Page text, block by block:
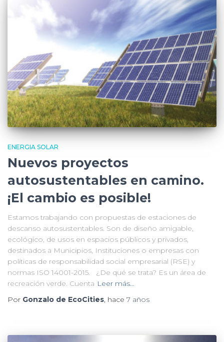
ENERGIA SOLAR
Nuevos proyectos
autosustentables en camino.
¡El cambio es posible!
Estamos trabajando con propuestas de estaciones de
descanso autosustentables. Son de diseño amigable,
ecológico, de usos en espacios públicos y privados,
destinados a Municipios, Instituciones o empresas con
políticas de responsabilidad social empresarial (RSE) y
normas ISO 14001-2015. ¿De qué se trata? Es un área de
recreación verde. Cuenta Leer más…
Por Gonzalo de EcoCities, hace 7 años